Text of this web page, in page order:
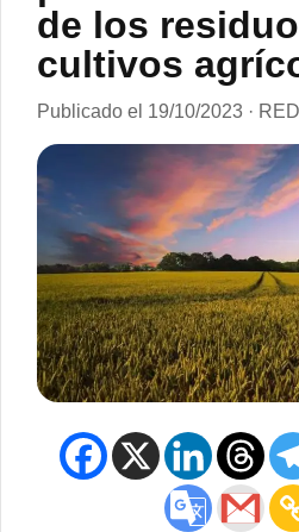
de los
cultivos
Publicado el 19/10/2023 ·